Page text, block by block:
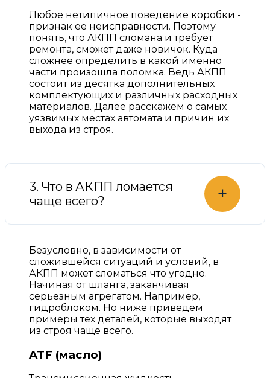
Любое нетипичное поведение коробки -
признак ее неисправности. Поэтому
понять, что АКПП сломана и требует
ремонта, сможет даже новичок. Куда
сложнее определить в какой именно
части произошла поломка. Ведь АКПП
состоит из десятка дополнительных
комплектующих и различных расходных
материалов. Далее расскажем о самых
уязвимых местах автомата и причин их
выхода из строя.
3. Что в АКПП ломается
чаще всего?
+
Безусловно, в зависимости от
сложившейся ситуаций и условий, в
АКПП может сломаться что угодно.
Начиная от шланга, заканчивая
серьезным агрегатом. Например,
гидроблоком. Но ниже приведем
примеры тех деталей, которые выходят
из строя чаще всего.
ATF (масло)